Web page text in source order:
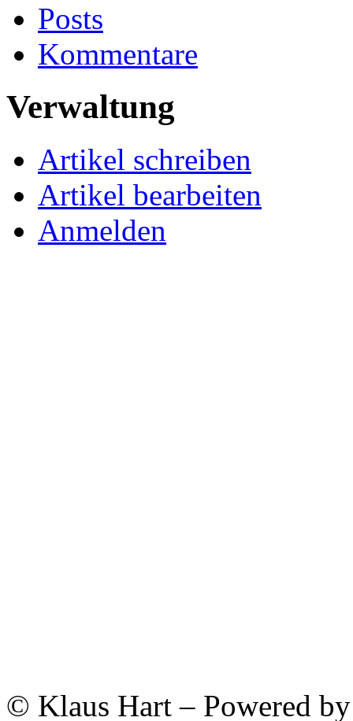
Posts
Kommentare
Verwaltung
Artikel schreiben
Artikel bearbeiten
Anmelden
© Klaus Hart – Powered